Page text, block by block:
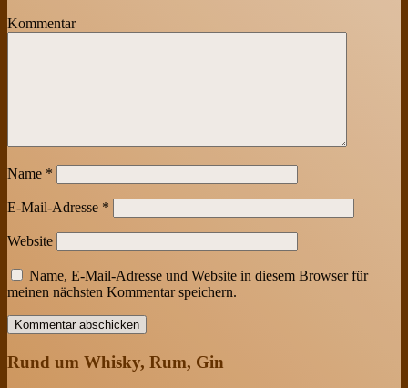
Kommentar
Name *
E-Mail-Adresse *
Website
Name, E-Mail-Adresse und Website in diesem Browser für
meinen nächsten Kommentar speichern.
Rund um Whisky, Rum, Gin